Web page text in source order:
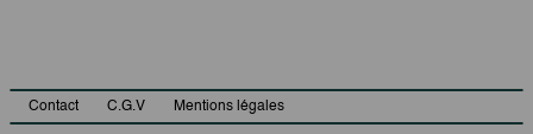
Contact C.G.V Mentions légales